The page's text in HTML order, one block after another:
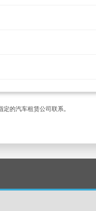
的汽车租赁公司联系。